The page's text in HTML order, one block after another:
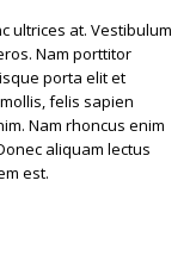
ultrices at. Vestibulum
Nam porttitor
porta elit et
felis sapien
Nam rhoncus enim
aliquam lectus
est.